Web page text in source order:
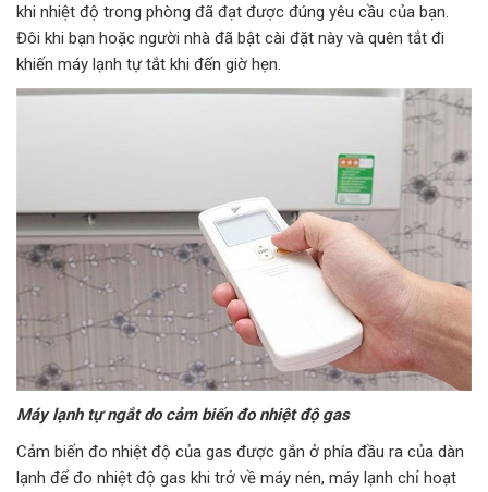
khi nhiệt độ trong phòng đã đạt được đúng yêu cầu của bạn.
Đôi khi bạn hoặc người nhà đã bật cài đặt này và quên tắt đi
khiến máy lạnh tự tắt khi đến giờ hẹn.
Máy lạnh tự ngắt do cảm biến đo nhiệt độ gas
Cảm biến đo nhiệt độ của gas được gắn ở phía đầu ra của dàn
lạnh để đo nhiệt độ gas khi trở về máy nén, máy lạnh chỉ hoạt